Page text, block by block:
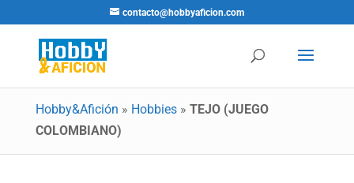
contacto@hobbyaficion.com
Hobby&Afición » Hobbies» TEJO (JUEGO
COLOMBIANO)